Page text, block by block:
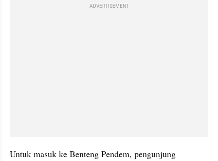
ADVERTISEMENT
Untuk masuk ke Benteng Pendem, pengunjung